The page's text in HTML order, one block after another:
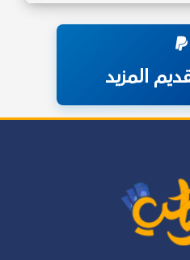
المزيد